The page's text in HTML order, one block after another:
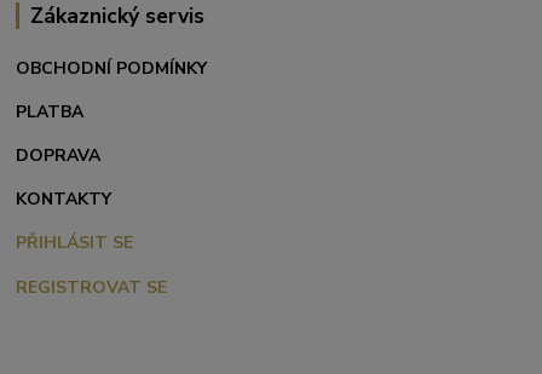
Zákaznický servis
OBCHODNÍ PODMÍNKY
PLATBA
DOPRAVA
KONTAKTY
PŘIHLÁSIT SE
REGISTROVAT SE